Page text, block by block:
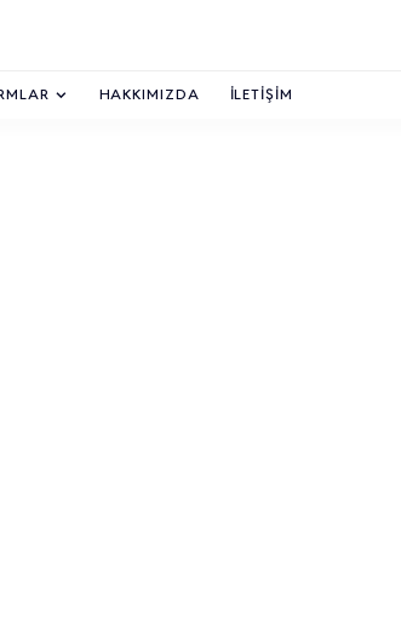
HAKKIMIZDA İLETIŞIM